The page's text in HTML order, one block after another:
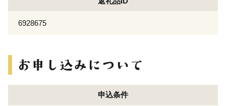
6928675
申込条件